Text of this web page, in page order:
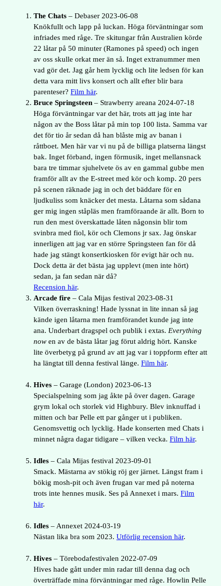
The Chats – Debaser 2023-06-08
Knökfullt och lapp på luckan. Höga förväntningar som
infriades med råge. Tre skitungar från Australien körde
22 låtar på 50 minuter (Ramones på speed) och ingen
av oss skulle orkat mer än så. Inget extranummer men
vad gör det. Jag går hem lycklig och lite ledsen för kan
detta vara mitt livs konsert och allt efter blir bara
parenteser? Film här.
Bruce Springsteen – Strawberry areana 2024-07-18
Höga förväntningar var det här, trots att jag inte har
någon av the Boss låtar på min top 100 lista. Samma var
det för tio år sedan då han blåste mig av banan i
råttboet. Men här var vi nu på de billiga platserna längst
bak. Inget förband, ingen förmusik, inget mellansnack
bara tre timmar sjuhelvete ös av en gammal gubbe men
framför allt av the E-street med kör och komp. 20 pers
på scenen räknade jag in och det bäddare för en
ljudkuliss som knäcker det mesta. Låtarna som sådana
ger mig ingen ståpläs men framföraande är allt. Born to
run den mest överskattade låten någonsin blir tom
svinbra med fiol, kör och Clemons jr sax. Jag önskar
innerligen att jag var en större Springsteen fan för då
hade jag stängt konsertkiosken för evigt här och nu.
Dock detta är det bästa jag upplevt (men inte hört)
sedan, ja fan sedan när då?
Recension här.
Arcade fire – Cala Mijas festival 2023-08-31
Vilken överraskning! Hade lyssnat in lite innan så jag
kände igen låtarna men framförandet kunde jag inte
ana. Underbart dragspel och publik i extas. Everything
now en av de bästa låtar jag förut aldrig hört. Kanske
lite överbetyg på grund av att jag var i toppform efter att
ha längtat till denna festival länge. Film här.
Hives – Garage (London) 2023-06-13
Specialspelning som jag åkte på över dagen. Garage
grym lokal och storlek vid Highbury. Blev inknuffad i
mitten och bar Pelle ett par gånger ut i publiken.
Genomsvettig och lycklig. Hade konserten med Chats i
minnet några dagar tidigare – vilken vecka. Film här.
Idles – Cala Mijas festival 2023-09-01
Smack. Mästarna av stökig röj ger järnet. Längst fram i
bökig mosh-pit och även frugan var med på noterna
trots inte hennes musik. Ses på Annexet i mars. Film
här.
Idles – Annexet 2024-03-19
Nästan lika bra som 2023. Utförlig recension här.
Hives – Törebodafestivalen 2022-07-09
Hives hade gått under min radar till denna dag och
överträffade mina förväntningar med råge. Howlin Pelle